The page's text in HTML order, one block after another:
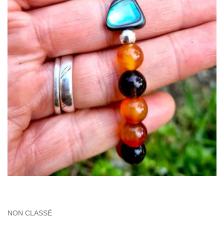
NON CLASSÉ